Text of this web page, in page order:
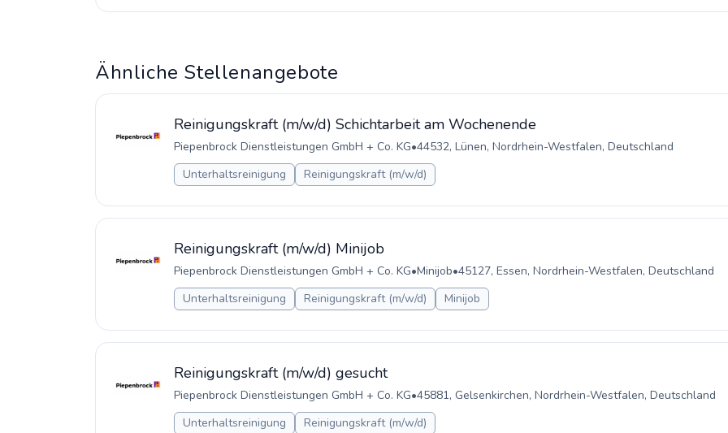
Ähnliche Stellenangebote
Reinigungskraft (m/w/d) Schichtarbeit am Wochenende
Piepenbrock Dienstleistungen GmbH + Co. KG•44532, Lünen, Nordrhein-Westfalen, Deutschland
Unterhaltsreinigung
Reinigungskraft (m/w/d)
Reinigungskraft (m/w/d) Minijob
Piepenbrock Dienstleistungen GmbH + Co. KG•Minijob•45127, Essen, Nordrhein-Westfalen, Deutschland
Unterhaltsreinigung
Reinigungskraft (m/w/d) Minijob
Reinigungskraft (m/w/d) gesucht
Piepenbrock Dienstleistungen GmbH + Co. KG•45881, Gelsenkirchen, Nordrhein-Westfalen, Deutschland
Unterhaltsreinigung
Reinigungskraft (m/w/d)